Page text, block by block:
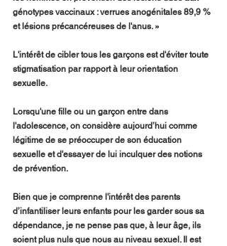
génotypes vaccinaux : verrues anogénitales 89,9 %
et lésions précancéreuses de l'anus. »
L'intérêt de cibler tous les garçons est d'éviter toute
stigmatisation par rapport à leur orientation
sexuelle.
Lorsqu'une fille ou un garçon entre dans
l'adolescence, on considère aujourd’hui comme
légitime de se préoccuper de son éducation
sexuelle et d'essayer de lui inculquer des notions
de prévention.
Bien que je comprenne l'intérêt des parents
d’infantiliser leurs enfants pour les garder sous sa
dépendance, je ne pense pas que, à leur âge, ils
soient plus nuls que nous au niveau sexuel. Il est